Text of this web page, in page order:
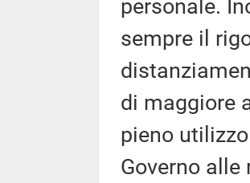
personale.
sempre il
di maggiore
pieno
Governo